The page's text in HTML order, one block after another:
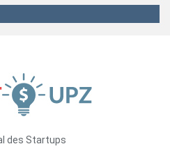
des Startups